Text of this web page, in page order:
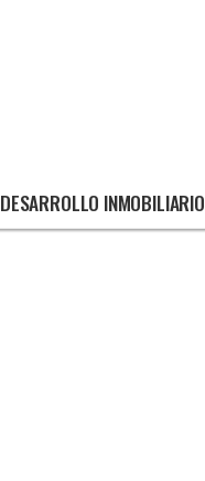
DESARROLLO INMOBILIARIO